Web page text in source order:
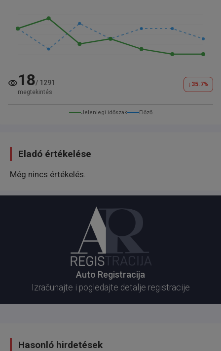
18/ 1291
megtekintés
↓ 35.7%
Jelenlegi időszak Előző
Eladó értékelése
Még nincs értékelés.
Auto Registracija
Izračunajte i pogledajte detalje registracije
Hasonló hirdetések